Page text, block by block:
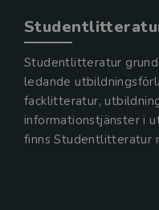
Studentlitteratur
ledande
facklitteratur,
informationstjänster i
finns Studentlitteratur